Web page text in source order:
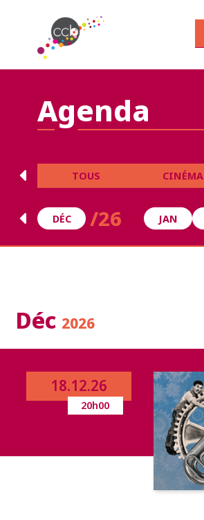
Agenda
TOUS CINÉMA
DÉC /26 JAN
Déc 2026
18.12.26
20h00